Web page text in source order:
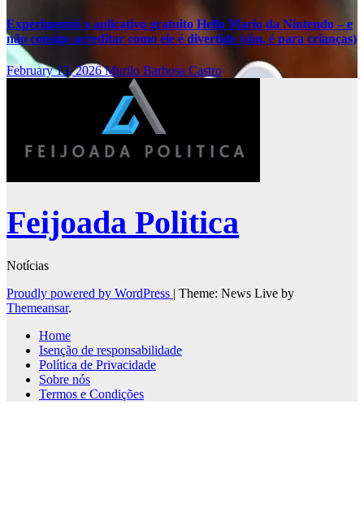
Experimentei o aplicativo gratuito Hello Mario da Nintendo – e
não consigo acreditar como ele é divertido (sim, é para crianças)
February 13, 2026Murilo Barbosa Castro
Feijoada Politica
Notícias
Proudly powered by WordPress | Theme: News Live by
Themeansar.
Home
Isenção de responsabilidade
Política de Privacidade
Sobre nós
Termos e Condições